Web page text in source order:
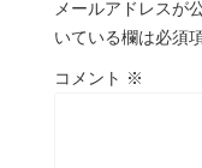
メールアドレスが
いている欄は必須
コメント ※